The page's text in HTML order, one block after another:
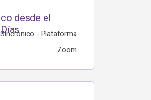
desde el
- Plataforma
Zoom